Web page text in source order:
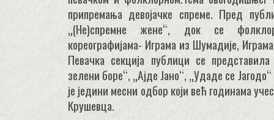
припремања девојачке спреме. Пред
„(Не)спремне жене“, док се
кореографијама- Играма из Шумадије,
Певачка секција публици се
зелени боре“, „Ајде Јано“, „Удаде се
је једини месни одбор који већ годинама
Крушевца.